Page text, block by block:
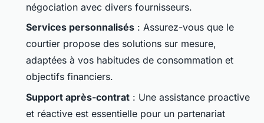
négociation avec divers fournisseurs.
Services personnalisés : Assurez-vous que le
courtier propose des solutions sur mesure,
adaptées à vos habitudes de consommation et
objectifs financiers.
Support après-contrat : Une assistance proactive
et réactive est essentielle pour un partenariat